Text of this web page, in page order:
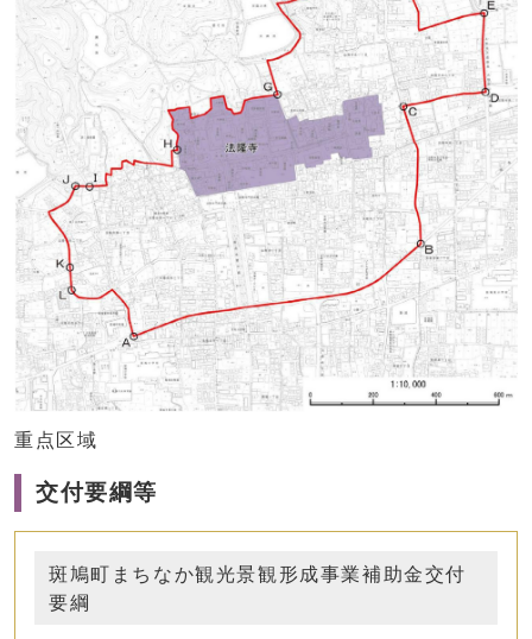
重点区域
交付要綱等
斑鳩町まちなか観光景観形成事業補助金交付
要綱